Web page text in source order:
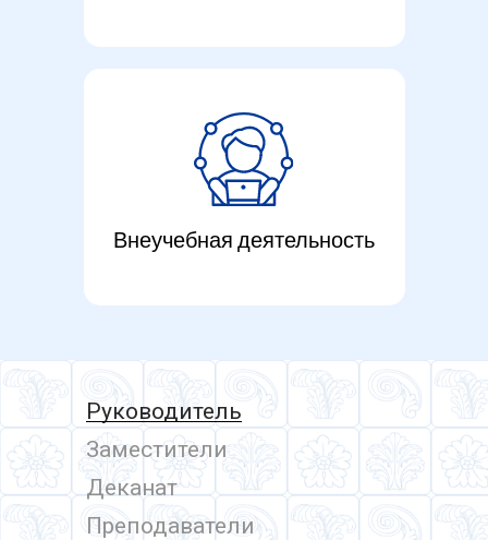
Внеучебная деятельность
Руководитель
Заместители
Деканат
Преподаватели